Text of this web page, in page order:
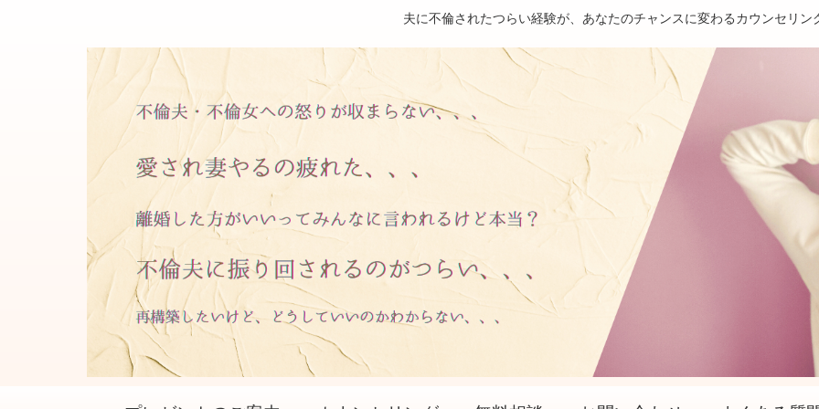
夫に不倫されたつらい経験が、あなたのチャンスに変わるカウンセリン